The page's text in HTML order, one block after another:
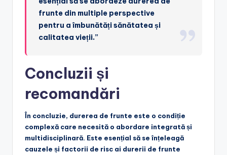
frunte din multiple perspective
pentru a îmbunătăți sănătatea și
calitatea vieții.”
Concluzii și
recomandări
În concluzie, durerea de frunte este o condiție
complexă care necesită o abordare integrată și
multidisciplinară. Este esențial să se înțeleagă
cauzele și factorii de risc ai durerii de frunte